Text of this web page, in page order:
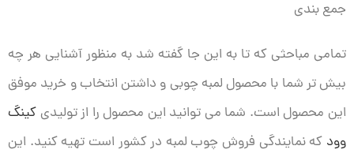
جمع بندی
تمامی مباحثی که تا به این جا گفته شد به منظور آشنایی هر چه
بیش تر شما با محصول لمبه چوبی و داشتن انتخاب و خرید موفق
این محصول است. شما می توانید این محصول را از تولیدی کینگ
وود که نمایندگی فروش چوب لمبه در کشور است تهیه کنید. این